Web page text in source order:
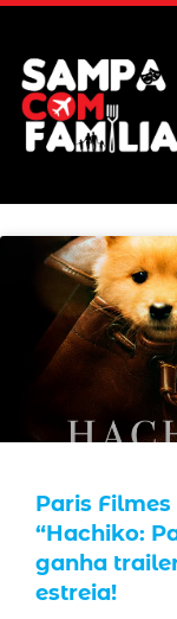
Paris
“Hachiko:
ganha
estreia!